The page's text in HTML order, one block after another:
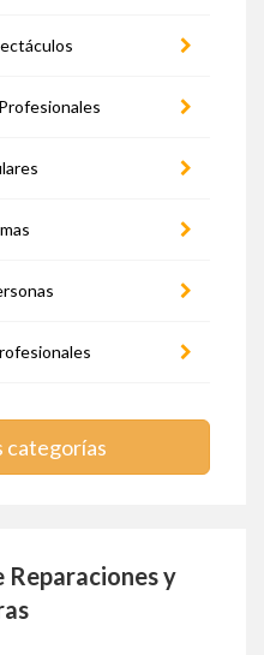
categorías
Reparaciones y